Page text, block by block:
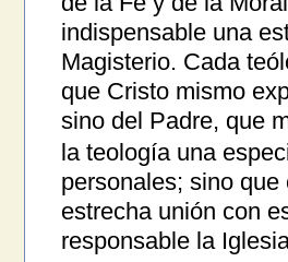
indispensable una
Magisterio. Cada
que Cristo mismo
sino del Padre, que
la teología una
personales; sino
estrecha unión con
responsable la